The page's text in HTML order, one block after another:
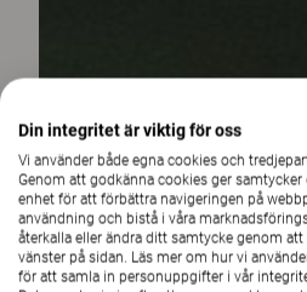
Din integritet är viktig för oss
Vi använder både egna cookies och
Genom att godkänna cookies ger
enhet för att förbättra navigeringen på
användning och bistå i våra
återkalla eller ändra ditt samtycke genom
vänster på sidan. Läs mer om hur vi
för att samla in personuppgifter i vår